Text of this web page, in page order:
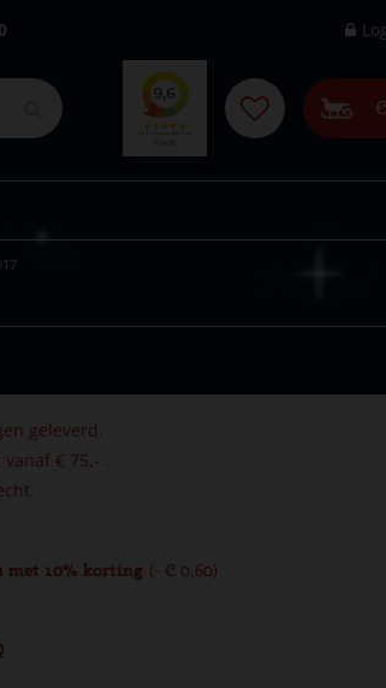
geleverd.
€ 75,- .
met 10% korting € 0,60